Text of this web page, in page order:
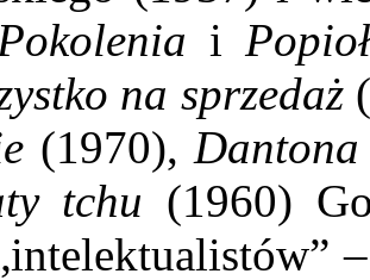
i
na sprzedaż
(1970),
tchu (1960)